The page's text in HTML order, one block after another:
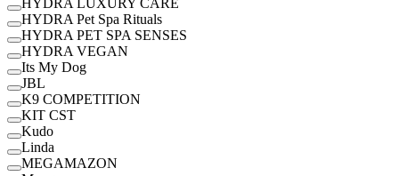
HYDRA Pet Spa Rituals
HYDRA PET SPA SENSES
HYDRA VEGAN
Its My Dog
JBL
K9 COMPETITION
KIT CST
Kudo
Linda
MEGAMAZON